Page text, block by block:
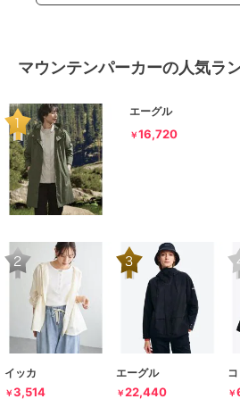
マウンテンパーカーの人気ラ
エーグル
￥16,720
イッカ
￥3,514
エーグル
￥22,440 ￥